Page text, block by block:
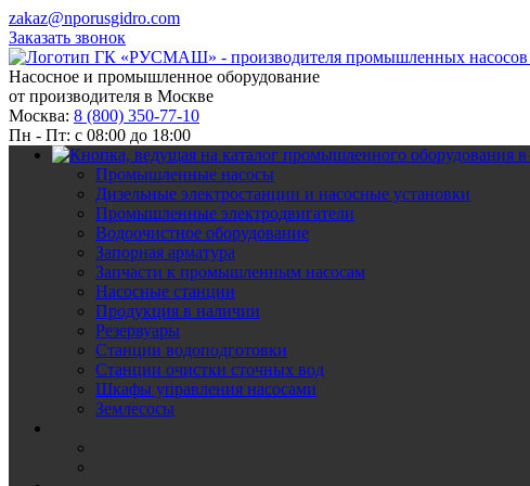
zakaz@nporusgidro.com
Заказать звонок
Насосное и промышленное оборудование
от производителя в Москве
Москва: 8 (800) 350-77-10
Пн - Пт: с 08:00 до 18:00
Промышленные насосы
Дизельные электростанции и насосные установки
Промышленные электродвигатели
Водоочистное оборудование
Запорная арматура
Запчасти к промышленным насосам
Насосные станции
Продукция в наличии
Резервуары
Станции водоподготовки
Станции очистки сточных вод
Шкафы управления насосами
Землесосы